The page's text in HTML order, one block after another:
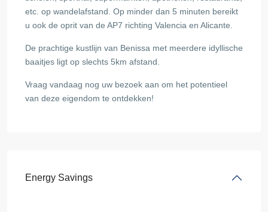
etc. op wandelafstand. Op minder dan 5 minuten bereikt
u ook de oprit van de AP7 richting Valencia en Alicante.
De prachtige kustlijn van Benissa met meerdere idyllische
baaitjes ligt op slechts 5km afstand.
Vraag vandaag nog uw bezoek aan om het potentieel
van deze eigendom te ontdekken!
Energy Savings